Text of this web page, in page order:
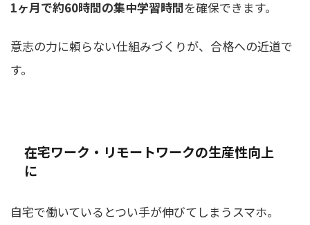
1ヶ月で約60時間の集中学習時間を確保できます。
意志の力に頼らない仕組みづくりが、合格への近道で
す。
在宅ワーク・リモートワークの生産性向上
に
自宅で働いているとつい手が伸びてしまうスマホ。